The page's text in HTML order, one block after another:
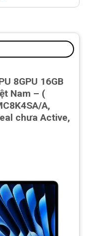
8GPU 16GB
Nam – (
A,
chưa Active,